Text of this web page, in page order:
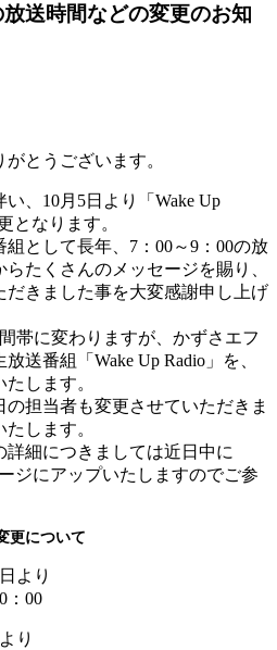
放送時間などの変更のお知
とうございます。
、10月5日より「Wake Up
となります。
として長年、7：00～9：00の放
たくさんのメッセージを賜り、
だきました事を大変感謝申し上げ
帯に変わりますが、かずさエフ
送番組「Wake Up Radio」を、
します。
担当者も変更させていただきま
します。
細につきましては近日中に
ージにアップいたしますのでご参
更について
より
：00
り